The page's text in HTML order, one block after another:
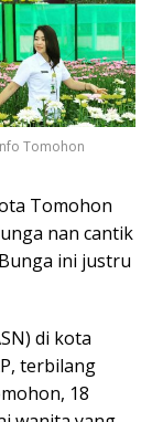
Tomohon
Tomohon
nan cantik
ini justru
di kota
terbilang
18